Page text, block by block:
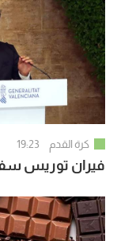
كرة القدم 19:23
فيران توريس